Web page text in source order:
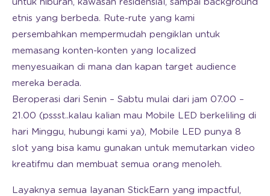
untuk hiburan, kawasan residensial, sampai background
etnis yang berbeda. Rute-rute yang kami
persembahkan mempermudah pengiklan untuk
memasang konten-konten yang localized
menyesuaikan di mana dan kapan target audience
mereka berada.
Beroperasi dari Senin – Sabtu mulai dari jam 07.00 –
21.00 (pssst..kalau kalian mau Mobile LED berkeliling di
hari Minggu, hubungi kami ya), Mobile LED punya 8
slot yang bisa kamu gunakan untuk memutarkan video
kreatifmu dan membuat semua orang menoleh.
Layaknya semua layanan StickEarn yang impactful,